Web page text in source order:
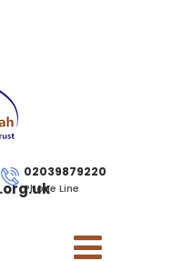
02039879220
Phone Line